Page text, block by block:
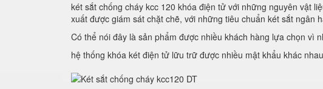
két sắt chống cháy kcc 120 khóa điện tử với những nguyên vật
xuất được giám sát chặt chẽ, với những tiêu chuẩn két sắt ngân
Có thể nói đây là sản phẩm được nhiều khách hàng lựa chọn vì
hệ thống khóa két điện tử lữu trữ được nhiều mật khẩu khác